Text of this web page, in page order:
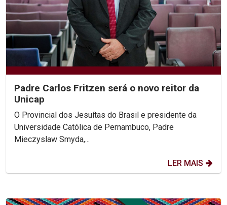
Padre Carlos Fritzen será o novo reitor da
Unicap
O Provincial dos Jesuítas do Brasil e presidente da
Universidade Católica de Pernambuco, Padre
Mieczyslaw Smyda,...
LER MAIS